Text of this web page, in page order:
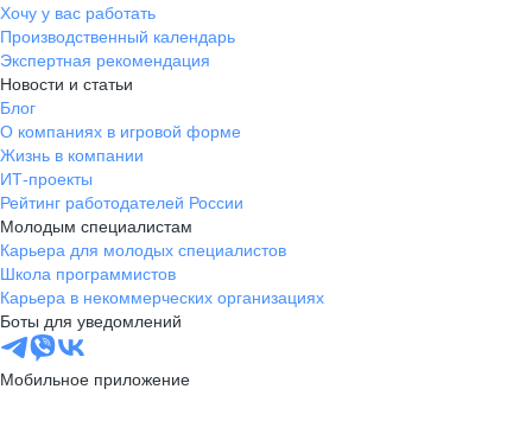
Хочу у вас работать
Производственный календарь
Экспертная рекомендация
Новости и статьи
Блог
О компаниях в игровой форме
Жизнь в компании
ИТ-проекты
Рейтинг работодателей России
Молодым специалистам
Карьера для молодых специалистов
Школа программистов
Карьера в некоммерческих организациях
Боты для уведомлений
Мобильное приложение